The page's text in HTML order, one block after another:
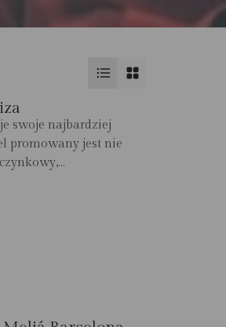
swoje najbardziej
promowany jest nie